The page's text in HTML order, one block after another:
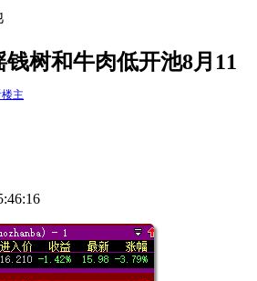
树和牛肉低开池8月11
主